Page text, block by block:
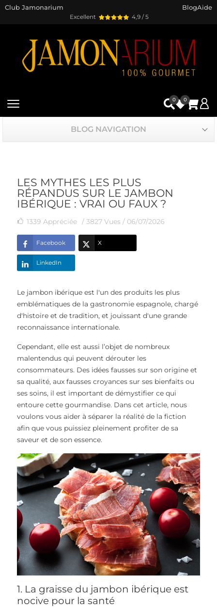
Excellent 4,9 / 5
Club Jamonarium BlogAide
0 0
BLOG NAVIGATION
LES MYTHES LES PLUS
RÉPANDUS SUR LE JAMBON
IBÉRIQUE : VRAI OU FAUX ?
1339 Appréciée / 3827 Vues / 06/07/2026
Facebook X
LinkedIn
Le jambon ibérique est l'un des produits les plus
emblématiques de la gastronomie espagnole, chargé
d'histoire et de tradition, et jouissant d'une grande
reconnaissance internationale.
Cependant, elle est aussi l’objet de nombreux
malentendus qui peuvent dérouter les
consommateurs. Des idées fausses sur son origine et
sa qualité, aux fausses croyances sur ses bienfaits ou
ses soins, il est important de démystifier ce qui
entoure cette gourmandise. Dans cet article, nous
voulons vous aider à séparer la réalité de la fiction
afin que vous puissiez pleinement profiter de sa
saveur et de son essence.
1. La graisse du jambon ibérique est
nocive pour la santé